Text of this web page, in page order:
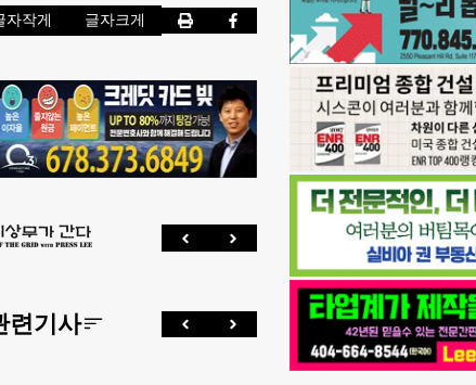
자작게 글자크게
련기사